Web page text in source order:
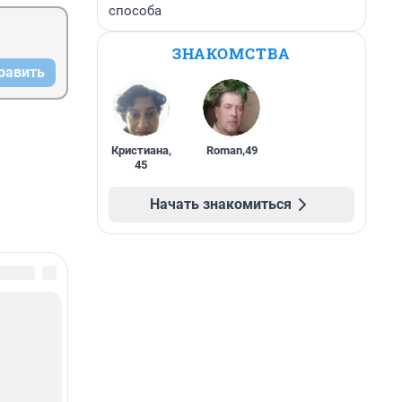
способа
ЗНАКОМСТВА
Кристиана,
45
Roman,49
Начать знакомиться